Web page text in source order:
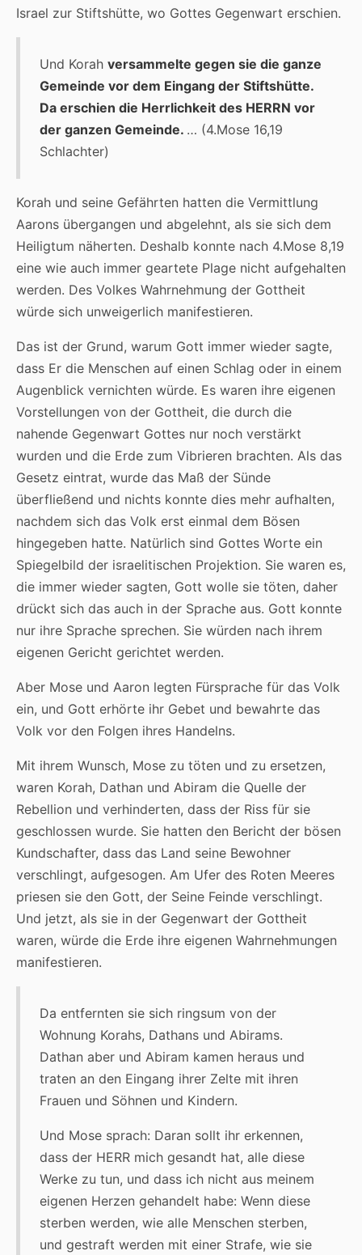
Israel zur Stiftshütte, wo Gottes Gegenwart erschien.
Und Korah versammelte gegen sie die ganze
Gemeinde vor dem Eingang der Stiftshütte.
Da erschien die Herrlichkeit des HERRN vor
der ganzen Gemeinde. … (4.Mose 16,19
Schlachter)
Korah und seine Gefährten hatten die Vermittlung
Aarons übergangen und abgelehnt, als sie sich dem
Heiligtum näherten. Deshalb konnte nach 4.Mose 8,19
eine wie auch immer geartete Plage nicht aufgehalten
werden. Des Volkes Wahrnehmung der Gottheit
würde sich unweigerlich manifestieren.
Das ist der Grund, warum Gott immer wieder sagte,
dass Er die Menschen auf einen Schlag oder in einem
Augenblick vernichten würde. Es waren ihre eigenen
Vorstellungen von der Gottheit, die durch die
nahende Gegenwart Gottes nur noch verstärkt
wurden und die Erde zum Vibrieren brachten. Als das
Gesetz eintrat, wurde das Maß der Sünde
überfließend und nichts konnte dies mehr aufhalten,
nachdem sich das Volk erst einmal dem Bösen
hingegeben hatte. Natürlich sind Gottes Worte ein
Spiegelbild der israelitischen Projektion. Sie waren es,
die immer wieder sagten, Gott wolle sie töten, daher
drückt sich das auch in der Sprache aus. Gott konnte
nur ihre Sprache sprechen. Sie würden nach ihrem
eigenen Gericht gerichtet werden.
Aber Mose und Aaron legten Fürsprache für das Volk
ein, und Gott erhörte ihr Gebet und bewahrte das
Volk vor den Folgen ihres Handelns.
Mit ihrem Wunsch, Mose zu töten und zu ersetzen,
waren Korah, Dathan und Abiram die Quelle der
Rebellion und verhinderten, dass der Riss für sie
geschlossen wurde. Sie hatten den Bericht der bösen
Kundschafter, dass das Land seine Bewohner
verschlingt, aufgesogen. Am Ufer des Roten Meeres
priesen sie den Gott, der Seine Feinde verschlingt.
Und jetzt, als sie in der Gegenwart der Gottheit
waren, würde die Erde ihre eigenen Wahrnehmungen
manifestieren.
Da entfernten sie sich ringsum von der
Wohnung Korahs, Dathans und Abirams.
Dathan aber und Abiram kamen heraus und
traten an den Eingang ihrer Zelte mit ihren
Frauen und Söhnen und Kindern.
Und Mose sprach: Daran sollt ihr erkennen,
dass der HERR mich gesandt hat, alle diese
Werke zu tun, und dass ich nicht aus meinem
eigenen Herzen gehandelt habe: Wenn diese
sterben werden, wie alle Menschen sterben,
und gestraft werden mit einer Strafe, wie sie